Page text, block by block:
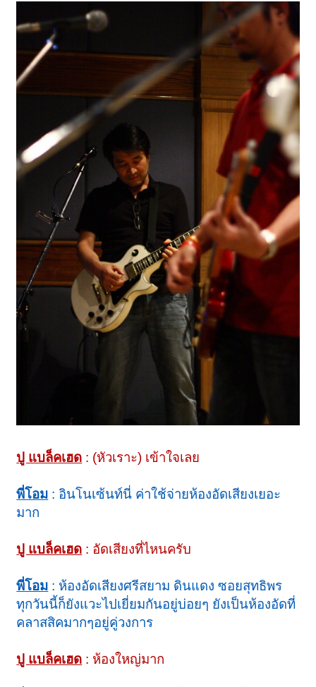
ปู แบล็คเฮด : (หัวเราะ) เข้าใจเลย
พี่โอม : อินโนเซ้นท์นี่ ค่าใช้จ่ายห้องอัดเสียงเยอะ
มาก
ปู แบล็คเฮด : อัดเสียงที่ไหนครับ
พี่โอม : ห้องอัดเสียงศรีสยาม ดินแดง ซอยสุทธิพร
ทุกวันนี้ก็ยังแวะไปเยี่ยมกันอยู่บ่อยๆ ยังเป็นห้องอัดที่
คลาสสิคมากๆอยู่คู่วงการ
ปู แบล็คเฮด : ห้องใหญ่มาก